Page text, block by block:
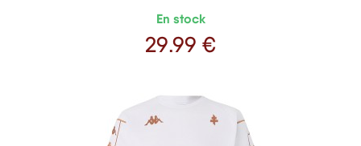
En stock
Prix
29.99 €